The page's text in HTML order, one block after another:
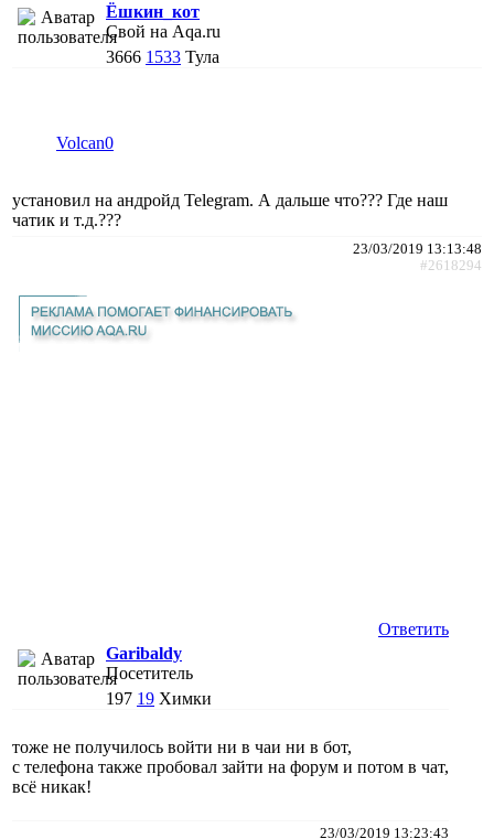
Ёшкин_кот
Свой на Aqa.ru
3666 1533 Тула
Volcan0
установил на андройд Telegram. А дальше что??? Где наш
чатик и т.д.???
23/03/2019 13:13:48
#2618294
Ответить
Garibaldy
Посетитель
197 19 Химки
тоже не получилось войти ни в чаи ни в бот,
с телефона также пробовал зайти на форум и потом в чат,
всё никак!
23/03/2019 13:23:43